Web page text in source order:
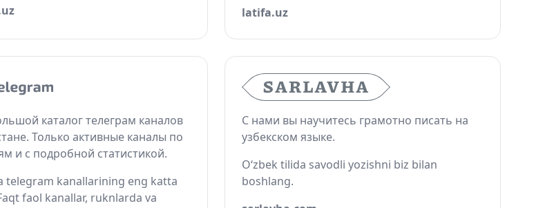
latifa.uz
каталог телеграм каналов
Только активные каналы по
и с подробной статистикой.
telegram kanallarining eng katta
faol kanallar, ruknlarda va
С нами вы научитесь грамотно писать на
узбекском языке.
O‘zbek tilida savodli yozishni biz bilan
boshlang.